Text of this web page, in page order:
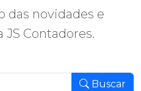
das novidades e
JS Contadores.
Buscar